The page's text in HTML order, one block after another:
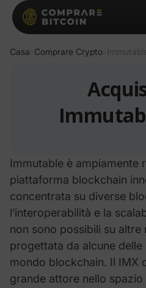
Casa Comprare Crypto
Immutable è ampiamente
piattaforma blockchain
concentrata su diverse
l’interoperabilità e la
non sono possibili su altre
progettata da alcune
mondo blockchain. Il IMX
grande attore nello